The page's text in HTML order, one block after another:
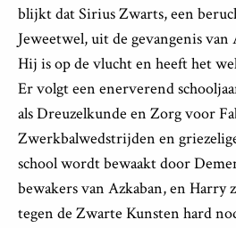
blijkt dat Sirius Zwarts, een
Jeweetwel, uit de gevangenis van
Hij is op de vlucht en heeft het
Er volgt een enerverend
als Dreuzelkunde en Zorg voor
Zwerkbalwedstrijden en
school wordt bewaakt door
bewakers van Azkaban, en Harry
tegen de Zwarte Kunsten hard